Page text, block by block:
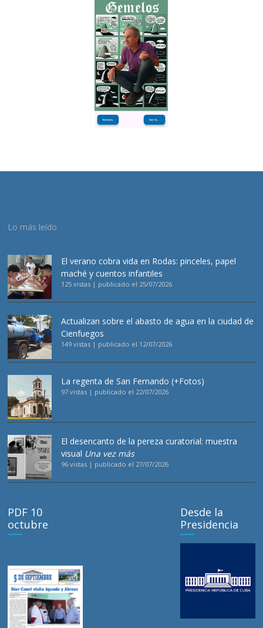
Lo más leído
El verano cobra vida en Rodas: pinceles, papel
maché y cuentos infantiles
125 vistas | publicado el 25/07/2026
Actualizan sobre el abasto de agua en la ciudad de
Cienfuegos
149 vistas | publicado el 12/07/2026
La regenta de San Fernando (+Fotos)
97 vistas | publicado el 22/07/2026
El desencanto de la pereza curatorial: muestra
visual Una vez más
96 vistas | publicado el 27/07/2026
PDF 10
octubre
Desde la
Presidencia